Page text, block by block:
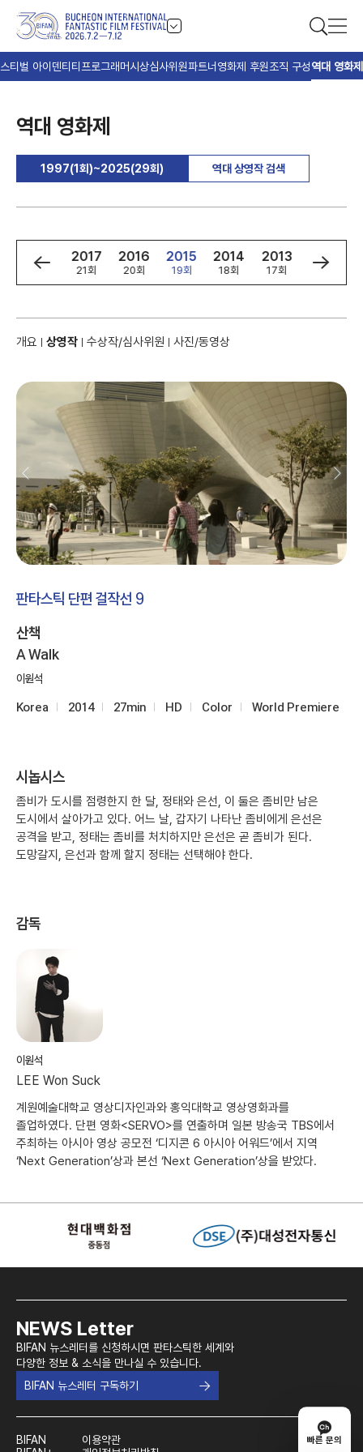
빠른 문의
티벌 아이덴티티 프로그래머시상심사위원파트너 영화제 후원조직 구성역대 영화제
역대 영화제
1997(1회)~2025(29회) 역대 상영작 검색
2018
22회
2017
21회
2016
20회
2015
19회
2014
18회
2013
17회
2012
16회
개요 상영작 수상작/심사위원 사진/동영상
판타스틱 단편 걸작선 9
산책
A Walk
이원석
Korea 2014 27min HD Color World Premiere
시놉시스
좀비가 도시를 점령한지 한 달, 정태와 은선, 이 둘은 좀비만 남은
도시에서 살아가고 있다. 어느 날, 갑자기 나타난 좀비에게 은선은
공격을 받고, 정태는 좀비를 처치하지만 은선은 곧 좀비가 된다.
도망갈지, 은선과 함께 할지 정태는 선택해야 한다.
감독
이원석
LEE Won Suck
계원예술대학교 영상디자인과와 홍익대학교 영상영화과를
졸업하였다. 단편 영화<SERVO>를 연출하며 일본 방송국 TBS에서
주최하는 아시아 영상 공모전 ‘디지콘 6 아시아 어워드’에서 지역
‘Next Generation’상과 본선 ‘Next Generation’상을 받았다.
NEWS Letter
BIFAN 뉴스레터를 신청하시면 판타스틱한 세계와
다양한 정보 & 소식을 만나실 수 있습니다.
BIFAN 뉴스레터 구독하기
BIFAN
이용약관